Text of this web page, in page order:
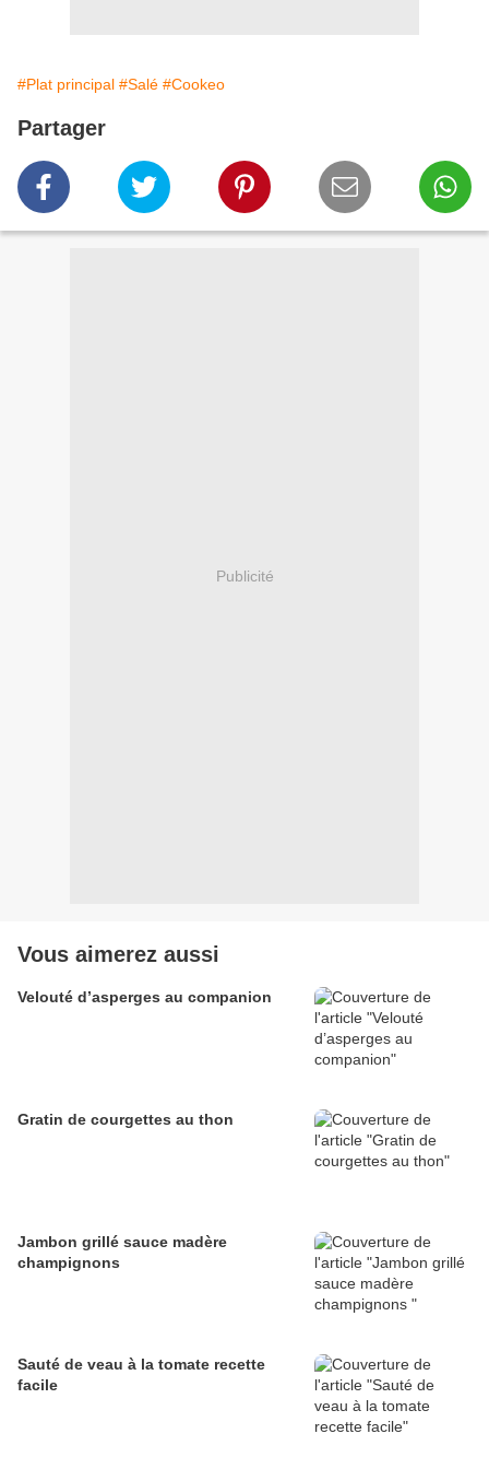
#Plat principal #Salé #Cookeo
Partager
Publicité
Vous aimerez aussi
Velouté d’asperges au companion
Gratin de courgettes au thon
Jambon grillé sauce madère
champignons
Sauté de veau à la tomate recette
facile